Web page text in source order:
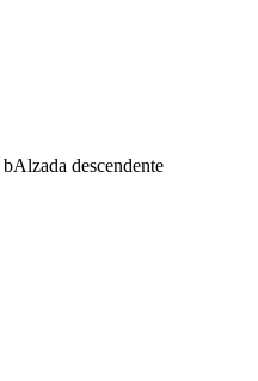
bAlzada descendente